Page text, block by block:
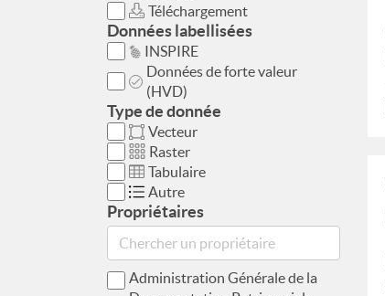
Téléchargement
Données labellisées
INSPIRE
Données de forte valeur
(HVD)
Type de donnée
Vecteur
Raster
Tabulaire
Autre
Propriétaires
Administration Générale de la